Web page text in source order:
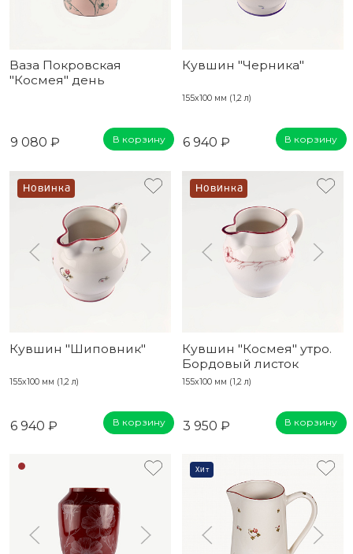
Ваза Покровская
"Космея" день
9 080 ₽ В корзину
Кувшин "Черника"
155х100 мм (1,2 л)
6 940 ₽ В корзину
Новинка
Кувшин "Шиповник"
155х100 мм (1,2 л)
6 940 ₽ В корзину
Новинка
Кувшин "Космея" утро.
Бордовый листок
155х100 мм (1,2 л)
3 950 ₽ В корзину
Хит